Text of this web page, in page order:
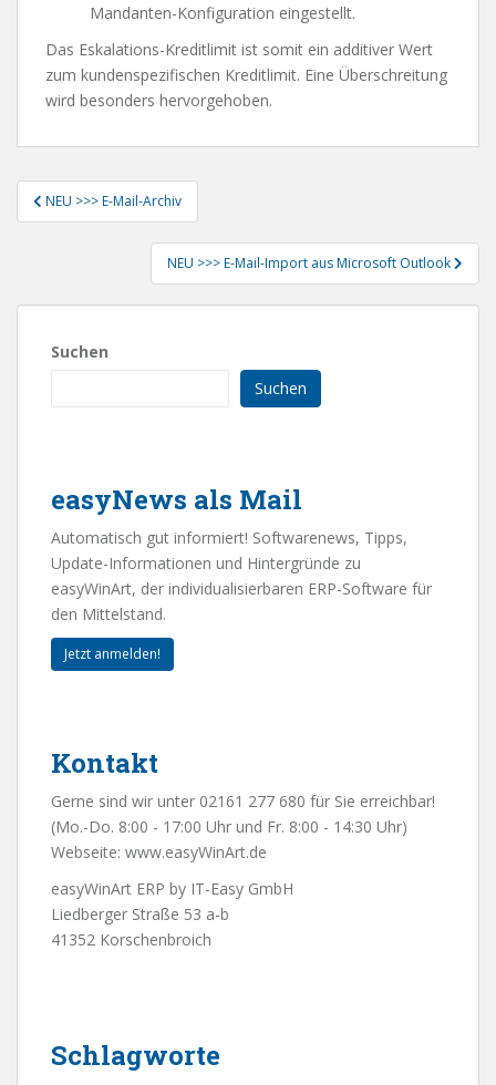
Mandanten-Konfiguration eingestellt.
Das Eskalations-Kreditlimit ist somit ein additiver Wert
zum kundenspezifischen Kreditlimit. Eine Überschreitung
wird besonders hervorgehoben.
Beitragsnavigation
NEU >>> E-Mail-Archiv
NEU >>> E-Mail-Import aus Microsoft Outlook
Suchen
Suchen
easyNews als Mail
Automatisch gut informiert! Softwarenews, Tipps,
Update-Informationen und Hintergründe zu
easyWinArt, der individualisierbaren ERP-Software für
den Mittelstand.
Jetzt anmelden!
Kontakt
Gerne sind wir unter 02161 277 680 für Sie erreichbar!
(Mo.-Do. 8:00 - 17:00 Uhr und Fr. 8:00 - 14:30 Uhr)
Webseite: www.easyWinArt.de
easyWinArt ERP by IT-Easy GmbH
Liedberger Straße 53 a-b
41352 Korschenbroich
Schlagworte